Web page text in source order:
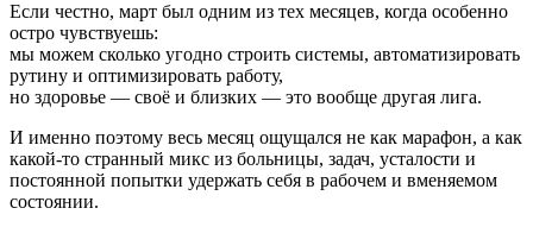
Если честно, март был одним из тех месяцев, когда особенно
остро чувствуешь:
мы можем сколько угодно строить системы, автоматизировать
рутину и оптимизировать работу,
но здоровье — своё и близких — это вообще другая лига.
И именно поэтому весь месяц ощущался не как марафон, а как
какой-то странный микс из больницы, задач, усталости и
постоянной попытки удержать себя в рабочем и вменяемом
состоянии.